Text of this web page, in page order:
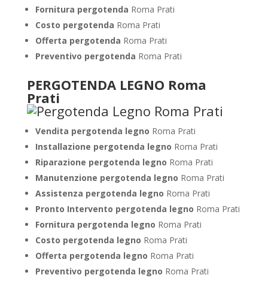
Fornitura pergotenda Roma Prati
Costo pergotenda Roma Prati
Offerta pergotenda Roma Prati
Preventivo pergotenda Roma Prati
PERGOTENDA LEGNO Roma
Prati
Vendita pergotenda legno Roma Prati
Installazione pergotenda legno Roma Prati
Riparazione pergotenda legno Roma Prati
Manutenzione pergotenda legno Roma Prati
Assistenza pergotenda legno Roma Prati
Pronto Intervento pergotenda legno Roma Prati
Fornitura pergotenda legno Roma Prati
Costo pergotenda legno Roma Prati
Offerta pergotenda legno Roma Prati
Preventivo pergotenda legno Roma Prati